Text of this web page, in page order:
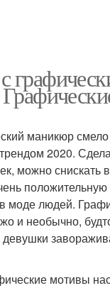
маникюр
2020.
можно снискать
положительную
моде людей.
и необычно,
девушки
мотивы